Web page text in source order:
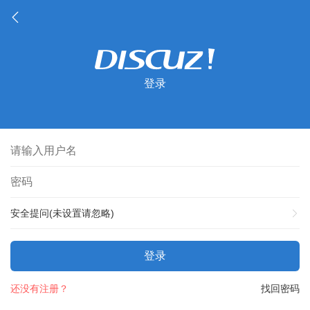
登录
安全提问(未设置请忽略)
登录
找回密码
还没有注册？